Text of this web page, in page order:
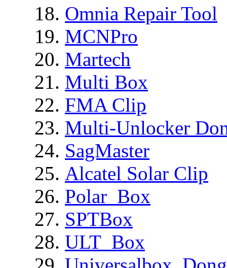
Omnia Repair Tool
MCNPro
Martech
Multi Box
FMA Clip
Multi-Unlocker
SagMaster
Alcatel Solar Clip
Polar_Box
SPTBox
ULT_Box